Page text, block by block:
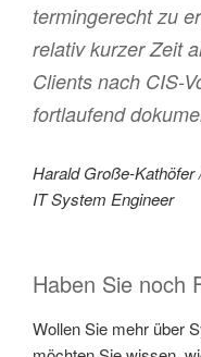
termingerecht zu
relativ kurzer Zeit
Clients nach CIS-
fortlaufend
Harald Große-Kathöfer
IT System Engineer
Haben Sie noch
Wollen Sie mehr über